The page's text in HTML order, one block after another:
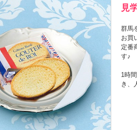
見
群馬
お買
定番
す♪
1時
き、